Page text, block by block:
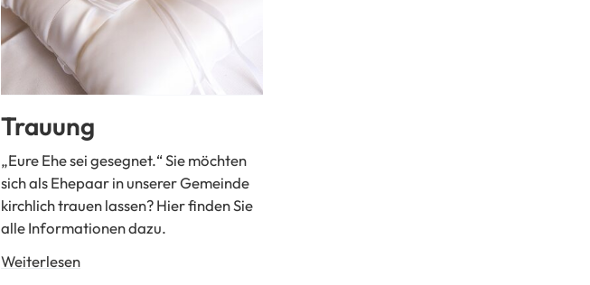
Trauung
„Eure Ehe sei gesegnet.“ Sie möchten
sich als Ehepaar in unserer Gemeinde
kirchlich trauen lassen? Hier finden Sie
alle Informationen dazu.
Weiterlesen